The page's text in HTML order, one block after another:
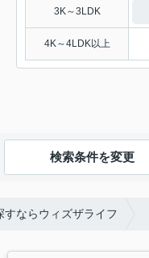
3K～3LDK
4K～4LDK以上
検索条件を変更
ならウィズザライフ